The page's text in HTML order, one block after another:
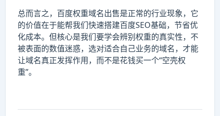
总而言之，百度权重域名出售是正常的行业现象，它
的价值在于能帮我们快速搭建百度SEO基础，节省优
化成本。但核心是我们要学会辨别权重的真实性，不
被表面的数值迷惑，选对适合自己业务的域名，才能
让域名真正发挥作用，而不是花钱买一个“空壳权
重”。